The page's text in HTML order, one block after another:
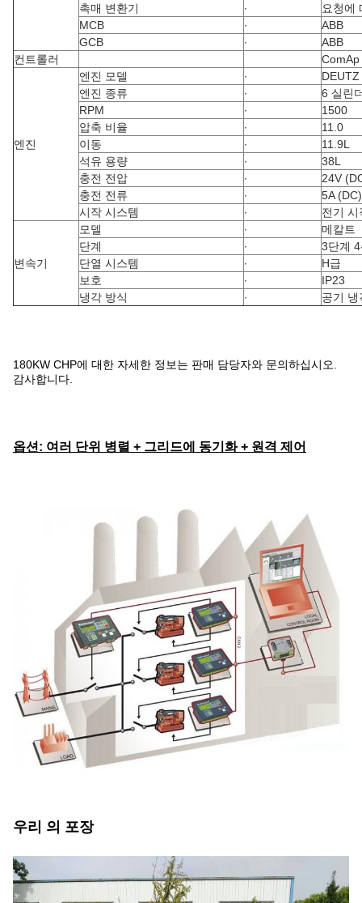
촉매 변환기 ∙
요청에
MCB
∙
ABB
GCB
∙
ABB
컨트롤러
ComAp
엔진
엔진 모델 ∙
DEUTZ
엔진 종류
∙
6 실린
RPM
∙
1500
압축 비율
∙
11.0
이동
∙
11.9L
석유 용량
∙
38L
충전 전압
∙
24V
충전 전류
∙
5A (DC)
시작 시스템
∙ 전기 시
변속기
모델 ∙
메칼트
단계
∙
3단계
단열 시스템
∙
H급
보호
∙
IP23
냉각 방식
∙ 공기 냉
180KW CHP에 대한 자세한 정보는 판매 담당자와 문의하십시오.
감사합니다.
옵션: 여러 단위 병렬 + 그리드에 동기화 + 원격 제어
우리 의 포장